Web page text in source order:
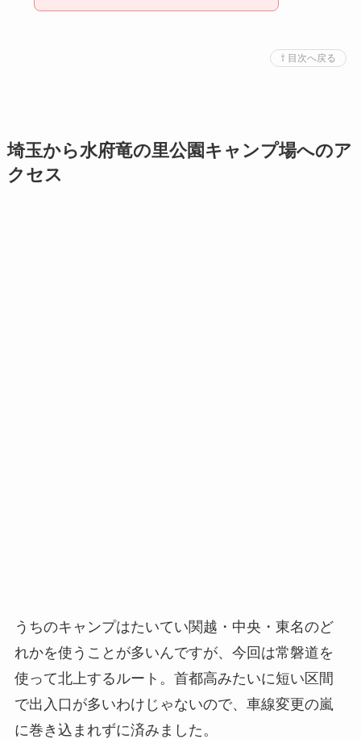
⇧ 目次へ戻る
埼玉から水府竜の里公園キャンプ場へのア
クセス
うちのキャンプはたいてい関越・中央・東名のど
れかを使うことが多いんですが、今回は常磐道を
使って北上するルート。首都高みたいに短い区間
で出入口が多いわけじゃないので、車線変更の嵐
に巻き込まれずに済みました。